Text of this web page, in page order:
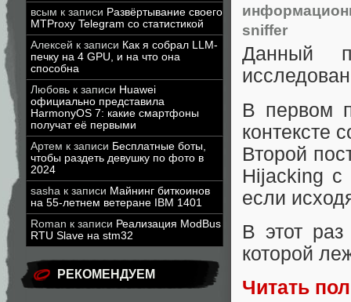
всым к записи Развёртывание своего
MTProxy Telegram со статистикой
Алексей к записи Как я собрал LLM-
печку на 4 GPU, и на что она
способна
Любовь к записи Huawei
официально представила
HarmonyOS 7: какие смартфоны
получат её первыми
Артем к записи Бесплатные боты,
чтобы раздеть девушку по фото в
2024
sasha к записи Майнинг биткоинов
на 55-летнем ветеране IBM 1401
Roman к записи Реализация ModBus
RTU Slave на stm32
РЕКОМЕНДУЕМ
sniffer
Данный
В первом
контексте
Второй
Hijacking
если
В этот
которой
Читать